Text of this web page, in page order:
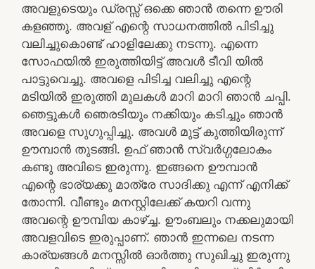
അവളുടെയും ഡ്രസ്സ് ഒക്കെ ഞാൻ തന്നെ ഊരി
കളഞ്ഞു. അവള് എന്റെ സാധനത്തിൽ പിടിച്ചു
വലിച്ചുകൊണ്ട് ഹാളിലേക്കു നടന്നു. എന്നെ
സോഫയിൽ ഇരുത്തിയിട്ട് അവൾ ടീവി യിൽ
പാട്ടുവെച്ചു. അവളെ പിടിച്ച വലിച്ചു എന്റെ
മടിയിൽ ഇരുത്തി മുലകൾ മാറി മാറി ഞാൻ ചപ്പി.
ഞെട്ടുകൾ ഞെരടിയും നക്കിയും കടിച്ചും ഞാൻ
അവളെ സുഗുപ്പിച്ചു. അവൾ മുട്ട് കുത്തിയിരുന്ന്
ഊമ്പാൻ തുടങ്ങി. ഉഫ് ഞാൻ സ്വർഗ്ഗലോകം
കണ്ടു അവിടെ ഇരുന്നു. ഇങ്ങനെ ഊമ്പാൻ
എന്റെ ഭാര്യക്കു മാത്രേ സാദിക്കു എന്ന് എനിക്ക്
തോന്നി. വീണ്ടും മനസ്റ്റിലേക്ക് കയറി വന്നു
അവന്റെ ഊമ്പിയ കാഴ്ച്ച. ഊംബലും നക്കലുമായി
അവളവിടെ ഇരുപ്പാണ്. ഞാൻ ഇന്നലെ നടന്ന
കാര്യങ്ങൾ മനസ്സിൽ ഓർത്തു സുഖിച്ചു ഇരുന്നു